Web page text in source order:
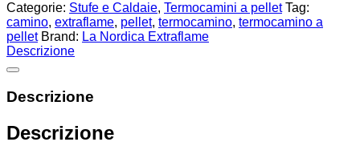
Categorie: Stufe e Caldaie, Termocamini a pellet Tag:
camino, extraflame, pellet, termocamino, termocamino a
pellet Brand: La Nordica Extraflame
Descrizione
Descrizione
Descrizione